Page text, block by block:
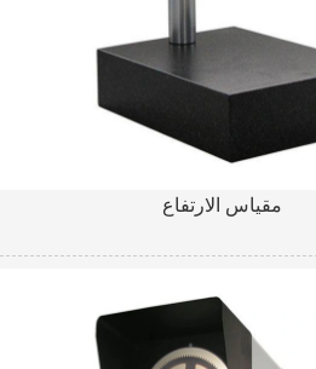
مقياس الارتفاع